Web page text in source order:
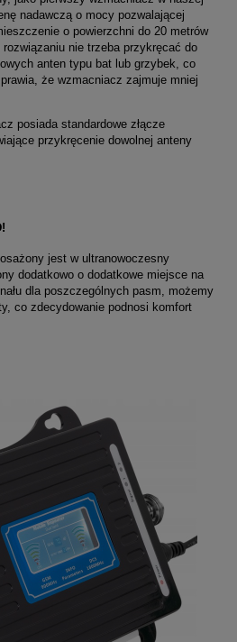
nadawczą o mocy pozwalającej
o powierzchni do 20 metrów
nie trzeba przykręcać do
anten typu bat lub grzybek, co
że wzmacniacz zajmuje mniej
posiada standardowe złącze
przykręcenie dowolnej anteny
jest w ultranowoczesny
dodatkowo o dodatkowe miejsce na
dla poszczególnych pasm, możemy
co zdecydowanie podnosi komfort